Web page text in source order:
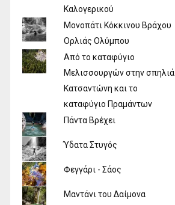
Καλογερικού
Μονοπάτι Κόκκινου Βράχου
Ορλιάς Ολύμπου
Από το καταφύγιο
Μελισσουργών στην σπηλιά
Κατσαντώνη και το
καταφύγιο Πραμάντων
Πάντα Βρέχει
Ύδατα Στυγός
Φεγγάρι - Σάος
Μαντάνι του Δαίμονα